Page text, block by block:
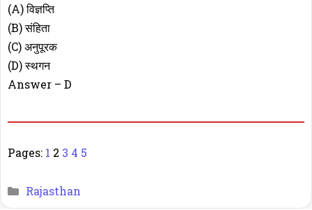
(A) विज्ञप्ति
(B) संहिता
(C) अनुपूरक
(D) स्थगन
Answer – D
Pages: 1 2 3 4 5
Categories
Rajasthan